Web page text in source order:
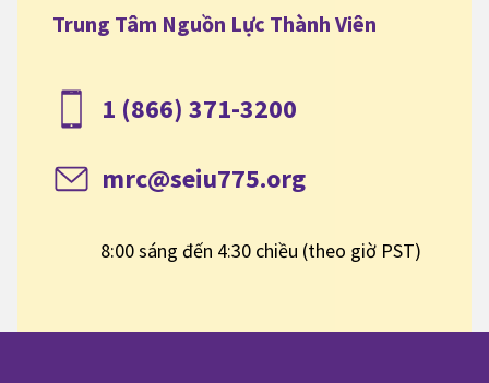
Trung Tâm Nguồn Lực Thành Viên
1 (866) 371-3200
mrc@seiu775.org
8:00 sáng đến 4:30 chiều (theo giờ PST)